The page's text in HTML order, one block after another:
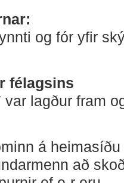
og fór yfir
félagsins
lagður fram
á
að